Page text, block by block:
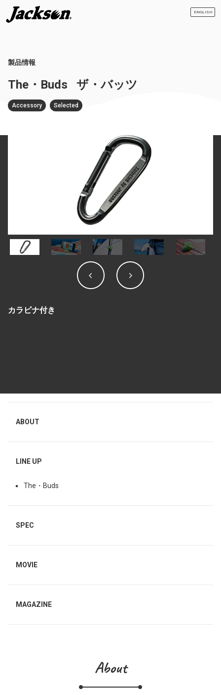
ENGLISH
製品情報
The・Buds ザ・バッツ
Accessory Selected
カラビナ付き
ABOUT
LINE UP
The・Buds
SPEC
MOVIE
MAGAZINE
About